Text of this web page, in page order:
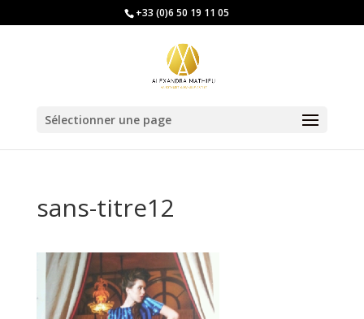
+33 (0)6 50 19 11 05
Sélectionner une page
sans-titre12